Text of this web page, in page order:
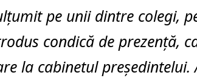
pe unii dintre colegi,
condică de prezență,
la cabinetul